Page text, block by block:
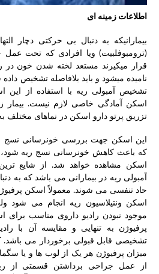
اطلاعات زمینه ای
بیمارانیکه به دنبال بی حرکتی دچار
(ترومبوفلبیت) ویا افرادی که تحت
قرار میکیرند مستعد لخته شدن خون در
نامیده میشود و باید بلافاصله تشخیص
تشخیص آمبولی ریه با استفاده از این
اسکن آمادگی خاصی لازم نیست. بیمار
تزریق پرتو دارو اسکن در نماهای مختلف
این اسکن جهت بررسی خونرسانی نسج
که باعث کاهش خونرسانی نسج ریه
اسکن مشاهده خواهد شد. از شایع ترین
آمبولی ریه در بیمارانی می باشد که به
حاد تنفسی می شوند. معمولاً اسکن
اسکن ونتیلاسیون ریه انجام می شود
موجود نبودن رادیو داروی مناسب برای
پرفیوژن به تنهایی و مقایسه آن با
تشخیصی قابل قبولی برخوردار می باشد.
میزان پرفیوژن هر یک از لوب ها و یا
از عمل جراحی برداشتن قسمتی از